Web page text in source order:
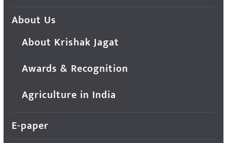
About Us
About Krishak Jagat
Awards & Recognition
Agriculture in India
E-paper